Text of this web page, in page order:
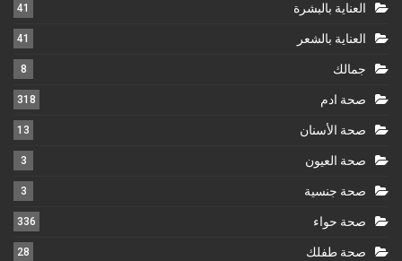
العناية بالبشرة 41
العناية بالشعر 41
جمالك 8
صحة ادم 318
صحة الأسنان 13
صحة العيون 3
صحة جنسية 3
صحة حواء 336
صحة طفلك 28